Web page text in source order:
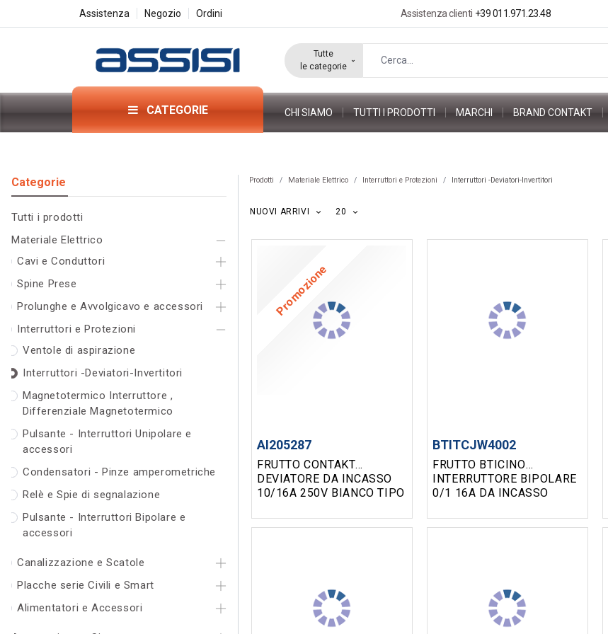
Assistenza Negozio Ordini Assistenza clienti +39 011.971.23.48
Tutte
le categorie
CATEGORIE CHI SIAMO TUTTI I PRODOTTI MARCHI BRAND CONTAKT
Categorie​
Tutti i prodotti
Materiale Elettrico
Cavi e Conduttori
Spine Prese
Prolunghe e Avvolgicavo e accessori
Interruttori e Protezioni
Ventole di aspirazione
Interruttori -Deviatori-Invertitori
Magnetotermico Interruttore ,
Differenziale Magnetotermico
Pulsante - Interruttori Unipolare e
accessori
Condensatori - Pinze amperometriche
Relè e Spie di segnalazione
Pulsante - Interruttori Bipolare e
accessori
Canalizzazione e Scatole
Placche serie Civili e Smart
Alimentatori e Accessori
Prodotti Materiale Elettrico Interruttori e Protezioni Interruttori -Deviatori-Invertitori
NUOVI ARRIVI 20
Promozione
FRUTTO CONTAKT
DEVIATORE DA INCASSO
10/16A 250V BIANCO TIPO
INTERNATIONAL
AI205287
FRUTTO BTICINO
INTERRUTTORE BIPOLARE
0/1 16A DA INCASSO
BTITCJW4002